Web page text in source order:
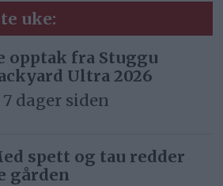
uke:
opptak fra Stuggu
Ultra 2026
7 dager siden
spett og tau redder
gården